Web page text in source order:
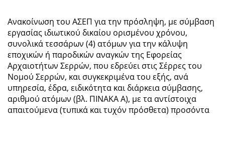
Ανακοίνωση του ΑΣΕΠ για την πρόσληψη, με σύμβαση
εργασίας ιδιωτικού δικαίου ορισμένου χρόνου,
συνολικά τεσσάρων (4) ατόμων για την κάλυψη
εποχικών ή παροδικών αναγκών της Εφορείας
Αρχαιοτήτων Σερρών, που εδρεύει στις Σέρρες του
Νομού Σερρών, και συγκεκριμένα του εξής, ανά
υπηρεσία, έδρα, ειδικότητα και διάρκεια σύμβασης,
αριθμού ατόμων (βλ. ΠΙΝΑΚΑ Α), με τα αντίστοιχα
απαιτούμενα (τυπικά και τυχόν πρόσθετα) προσόντα